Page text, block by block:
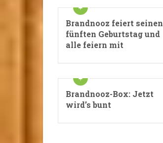
Brandnooz feiert seinen
fünften Geburtstag und
alle feiern mit
Brandnooz-Box: Jetzt
wird’s bunt